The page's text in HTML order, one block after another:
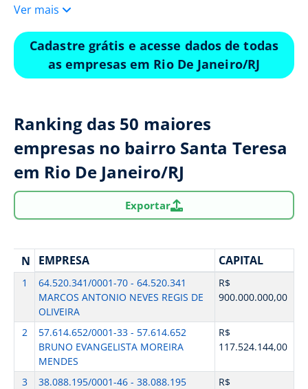
Ver mais
Cadastre grátis e acesse dados de todas
as empresas em Rio De Janeiro/RJ
Ranking das 50 maiores
empresas no bairro Santa Teresa
em Rio De Janeiro/RJ
Exportar
N EMPRESA CAPITAL
1
64.520.341/0001-70 - 64.520.341
MARCOS ANTONIO NEVES REGIS DE
OLIVEIRA
R$
900.000.000,00
2
57.614.652/0001-33 - 57.614.652
BRUNO EVANGELISTA MOREIRA
MENDES
R$
117.524.144,00
3
38.088.195/0001-46 - 38.088.195
R$